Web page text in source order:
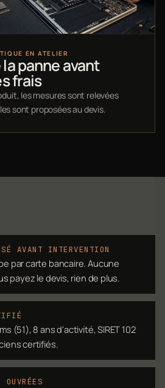
EN ATELIER
panne avant
frais
les mesures sont relevées
sont proposées au devis.
AVANT INTERVENTION
par carte bancaire. Aucune
payez le devis, rien de plus.
(51), 8 ans d'activité, SIRET 102
certifiés.
OUVRÉES